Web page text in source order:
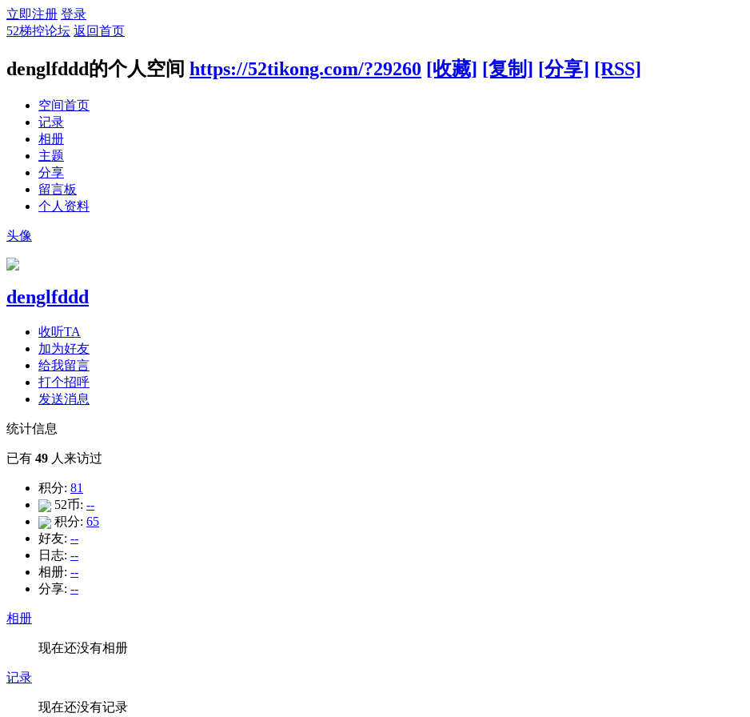
立即注册 登录
52梯控论坛 返回首页
denglfddd的个人空间 https://52tikong.com/?29260 [收藏] [复制] [分享] [RSS]
空间首页
记录
相册
主题
分享
留言板
个人资料
头像
denglfddd
收听TA
加为好友
给我留言
打个招呼
发送消息
统计信息
已有 49 人来访过
积分: 81
52币: --
积分: 65
好友: --
日志: --
相册: --
分享: --
相册
现在还没有相册
记录
现在还没有记录